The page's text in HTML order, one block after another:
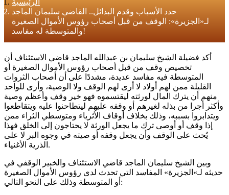
الرئيسية
حدد الأسباب وقدم البدائل.. القاضي سليمان الماجد
لـ«الجزيرة»: الوقف من قبل أصحاب رؤوس الأموال الصغيرة
والمتوسطة له مفاسد!
أكد فضيلة الشيخ سليمان بن عبدالله الماجد قاضي الاستئناف أن
تخصيص وقف من قبل أصحاب رؤوس الأموال الصغيرة أو
المتوسطة فيه مفاسد عديدة، مشددًا على أن أصحاب الثروات
القليلة ممن لهم أولاد لا أرى لهم الوقف ولا الوصية، وأرى للواحد
منهم أن يترك المال لورثته ليقتسموه فهو خير وقف وأعظم وصية
وأكثر أجرا من بذله لغيرهم أو وقفه عليهم ليتطاحنوا عليه ويتقاطعوا
ويتدابروا بسببه، وذلك بخلاف أوقاف الأثرياء ومتوسطي الثراء ممن
إذا وقف أو أوصى ترك ما يجعل الورثة لا يحتاجون إلى الخلق فهذا
يُحث على الوقف وأن يجعل وقفه أو صيته في وجوه البر لا على
الذرية الأغنياء.
وبين الشيخ سليمان الماجد قاضي الاستئناف والخبير الوقفي في
حديثه لـ»الجزيرة» المفاسد التي تحدث لدى رؤوس الأموال الصغيرة
أو المتوسطة وذلك على النحو التالي: